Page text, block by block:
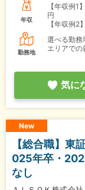
年収
【年収例1】
円
【年収例2】
勤務地
選べる勤務
エリアでの
気に
New
【総合職】東
025年卒・
なし